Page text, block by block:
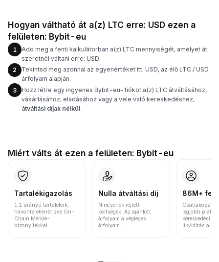
Hogyan váltható át a(z) LTC erre: USD ezen a
felületen: Bybit-eu
1
Add meg a fenti kalkulátorban a(z) LTC mennyiségét, amelyet át
szeretnél váltani erre: USD.
2
Tekintsd meg azonnal az egyenértéket itt: USD, az élő LTC / USD
árfolyam alapján.
3
Hozz létre egy ingyenes Bybit-eu-fiókot a(z) LTC átváltásához,
vásárlásához, eladásához vagy a vele való kereskedéshez,
átváltási díjak nélkül.
Miért válts át ezen a felületen: Bybit-eu
Tartalékigazolás
1:1 arányú tartalékok,
havonta ellenőrizve On-
Chain Merkle-
bizonyítékkal.
Nulla átváltási díj
Nincsenek rejtett
költségek. Az ajánlott
árfolyam a végleges
árfolyam.
86M+
Csatlakozz a
legjobb
kereskedési
likviditás